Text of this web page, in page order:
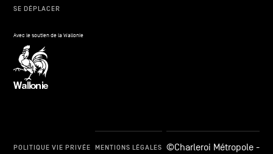
SE DÉPLACER
Avec le soutien de la Wallonie
POLITIQUE VIE PRIVÉE MENTIONS LÉGALES ©Charleroi Métropole -